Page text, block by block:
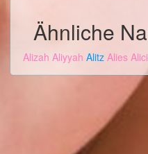
Ähnliche
Alizah Aliyyah Alitz Alies